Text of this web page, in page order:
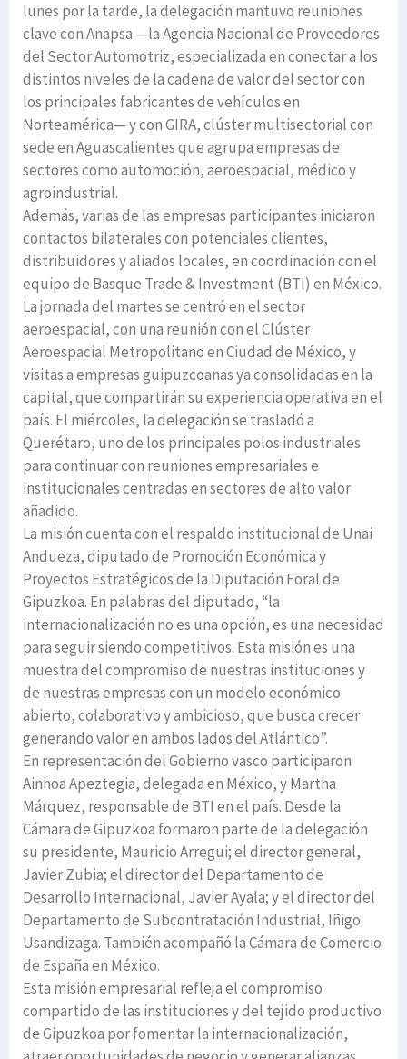
lunes por la tarde, la delegación mantuvo reuniones
clave con Anapsa —la Agencia Nacional de Proveedores
del Sector Automotriz, especializada en conectar a los
distintos niveles de la cadena de valor del sector con
los principales fabricantes de vehículos en
Norteamérica— y con GIRA, clúster multisectorial con
sede en Aguascalientes que agrupa empresas de
sectores como automoción, aeroespacial, médico y
agroindustrial.
Además, varias de las empresas participantes iniciaron
contactos bilaterales con potenciales clientes,
distribuidores y aliados locales, en coordinación con el
equipo de Basque Trade & Investment (BTI) en México.
La jornada del martes se centró en el sector
aeroespacial, con una reunión con el Clúster
Aeroespacial Metropolitano en Ciudad de México, y
visitas a empresas guipuzcoanas ya consolidadas en la
capital, que compartirán su experiencia operativa en el
país. El miércoles, la delegación se trasladó a
Querétaro, uno de los principales polos industriales
para continuar con reuniones empresariales e
institucionales centradas en sectores de alto valor
añadido.
La misión cuenta con el respaldo institucional de Unai
Andueza, diputado de Promoción Económica y
Proyectos Estratégicos de la Diputación Foral de
Gipuzkoa. En palabras del diputado, “la
internacionalización no es una opción, es una necesidad
para seguir siendo competitivos. Esta misión es una
muestra del compromiso de nuestras instituciones y
de nuestras empresas con un modelo económico
abierto, colaborativo y ambicioso, que busca crecer
generando valor en ambos lados del Atlántico”.
En representación del Gobierno vasco participaron
Ainhoa Apeztegia, delegada en México, y Martha
Márquez, responsable de BTI en el país. Desde la
Cámara de Gipuzkoa formaron parte de la delegación
su presidente, Mauricio Arregui; el director general,
Javier Zubia; el director del Departamento de
Desarrollo Internacional, Javier Ayala; y el director del
Departamento de Subcontratación Industrial, Iñigo
Usandizaga. También acompañó la Cámara de Comercio
de España en México.
Esta misión empresarial refleja el compromiso
compartido de las instituciones y del tejido productivo
de Gipuzkoa por fomentar la internacionalización,